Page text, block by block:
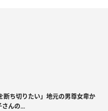
断ち切りたい」地元の男尊女卑か
さんの...